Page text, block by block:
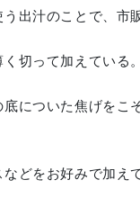
出汁のことで、市
切って加えている。
についた焦げをこ
どをお好みで加え